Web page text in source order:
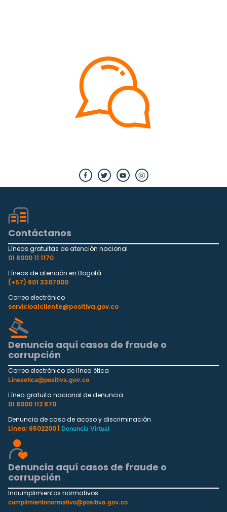
Contáctanos
Líneas gratuitas de atención nacional
01 8000 11 1170
Líneas de atención en Bogotá
(+57) 601 3307000
Correo electrónico
servicioalcliente@positiva.gov.co
Denuncia aquí casos de fraude o
corrupción
Correo electrónico de línea ética
Lineaetica@positiva.gov.co
Línea gratuita nacional de denuncia
01 8000 112 870
Denuncia de caso de acoso y discriminación
Línea: 6502200 |
Denuncia Virtual
Denuncia aquí casos de fraude o
corrupción
Incumplimientos normativos
cumplimientonormativo@positiva.gov.co